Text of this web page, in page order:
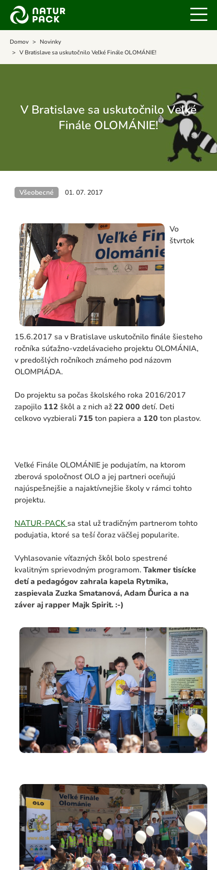
Domov
Novinky
V Bratislave sa uskutočnilo Veľké Finále OLOMÁNIE!
V Bratislave sa uskutočnilo Veľké
Finále OLOMÁNIE!
Všeobecné 01. 07. 2017
Vo
štvrtok
15.6.2017 sa v Bratislave uskutočnilo finále šiesteho
ročníka súťažno-vzdelávacieho projektu OLOMÁNIA,
v predošlých ročníkoch známeho pod názovm
OLOMPIÁDA.
Do projektu sa počas školského roka 2016/2017
zapojilo 112 škôl a z nich až 22 000 detí. Deti
celkovo vyzbierali 715 ton papiera a 120 ton plastov.
Veľké Finále OLOMÁNIE je podujatím, na ktorom
zberová spoločnosť OLO a jej partneri oceňujú
najúspešnejšie a najaktívnejšie školy v rámci tohto
projektu.
NATUR-PACKsa stal už tradičným partnerom tohto
podujatia, ktoré sa teší čoraz väčšej popularite.
Vyhlasovanie víťazných škôl bolo spestrené
kvalitným sprievodným programom. Takmer tisícke
detí a pedagógov zahrala kapela Rytmika,
zaspievala Zuzka Smatanová, Adam Ďurica a na
záver aj rapper Majk Spirit. :-)